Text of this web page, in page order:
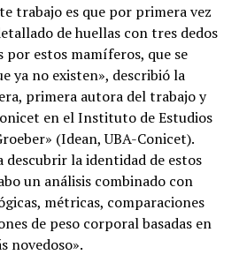
trabajo es que por primera vez
de huellas con tres dedos
estos mamíferos, que se
ya no existen», describió la
primera autora del trabajo y
en el Instituto de Estudios
(Idean, UBA-Conicet).
descubrir la identidad de estos
un análisis combinado con
métricas, comparaciones
de peso corporal basadas en
novedoso».